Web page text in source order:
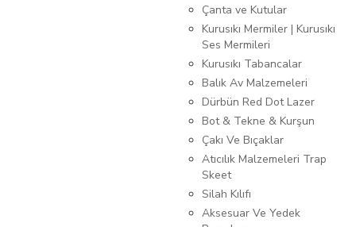
Çanta ve Kutular
Kurusıkı Mermiler | Kurusıkı
Ses Mermileri
Kurusıkı Tabancalar
Balık Av Malzemeleri
Dürbün Red Dot Lazer
Bot & Tekne & Kurşun
Çakı Ve Bıçaklar
Atıcılık Malzemeleri Trap
Skeet
Silah Kılıfı
Aksesuar Ve Yedek